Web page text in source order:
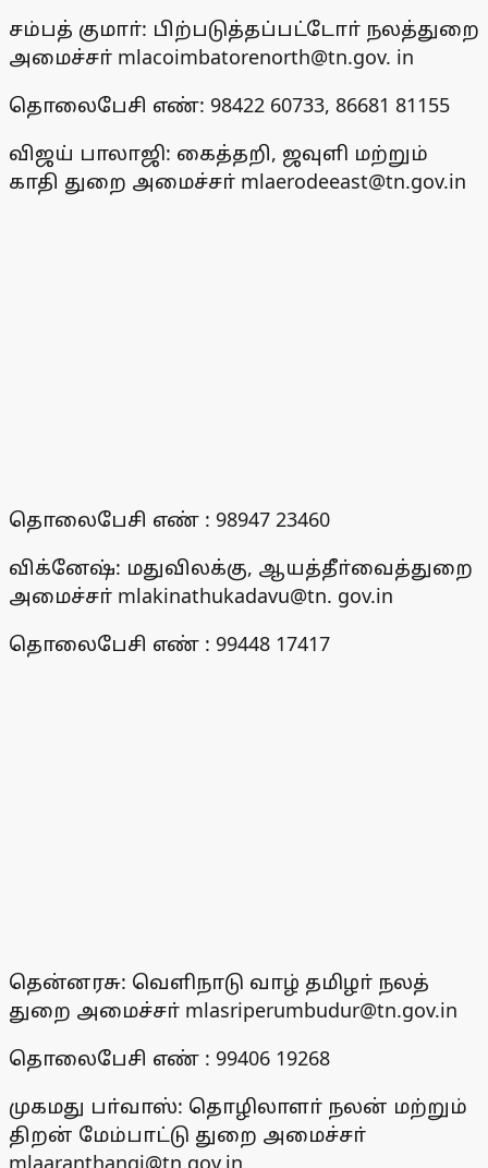
சம்பத் குமாா்: பிற்படுத்தப்பட்டோா் நலத்துறை
அமைச்சா் mlacoimbatorenorth@tn.gov. in
தொலைபேசி எண்: 98422 60733, 86681 81155
விஜய் பாலாஜி: கைத்தறி, ஜவுளி மற்றும்
காதி துறை அமைச்சா் mlaerodeeast@tn.gov.in
தொலைபேசி எண் : 98947 23460
விக்னேஷ்: மதுவிலக்கு, ஆயத்தீா்வைத்துறை
அமைச்சா் mlakinathukadavu@tn. gov.in
தொலைபேசி எண் : 99448 17417
தென்னரசு: வெளிநாடு வாழ் தமிழா் நலத்
துறை அமைச்சா் mlasriperumbudur@tn.gov.in
தொலைபேசி எண் : 99406 19268
முகமது பா்வாஸ்: தொழிலாளா் நலன் மற்றும்
திறன் மேம்பாட்டு துறை அமைச்சா்